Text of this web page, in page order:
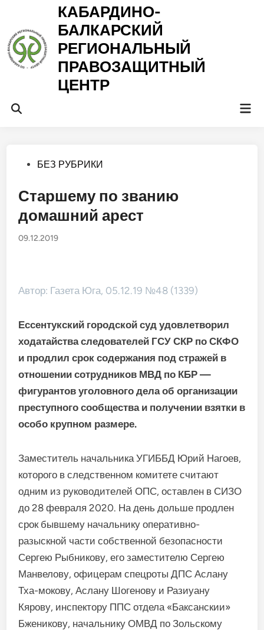
содержимому
КАБАРДИНО-
БАЛКАРСКИЙ
РЕГИОНАЛЬНЫЙ
ПРАВОЗАЩИТНЫЙ
ЦЕНТР
Открыть
Опубликовано
БЕЗ РУБРИКИ
Старшему по званию
домашний арест
09.12.2019
Автор: Газета Юга, 05.12.19 №48 (1339)
Ессентукский городской суд удовлетворил
хода­тайства следователей ГСУ СКР по СКФО
и продлил срок содержания под стражей в
отношении сотрудников МВД по КБР —
фигурантов уголовного дела об организации
пре­ступного сообщества и получении взятки в
особо крупном размере.
Заместитель начальника УГИББД Юрий Нагоев,
которо­го в следственном комитете считают
одним из руководите­лей ОПС, оставлен в СИЗО
до 28 февраля 2020. На день дольше продлен
срок бывше­му начальнику оперативно­-
разыскной части собственной безопасности
Сергею Рыб­никову, его заместителю Сер­гею
Манвелову, офицерам спецроты ДПС Аслану
Тха-мокову, Аслану Шогенову и Разиуану
Кярову, инспектору ППС отдела «Баксанскии»
Бженикову, начальнику ОМВД по Зольскому